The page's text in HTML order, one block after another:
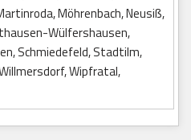
Möhrenbach, Neusiß,
Wülfershausen,
Schmiedefeld, Stadtilm,
Wipfratal,